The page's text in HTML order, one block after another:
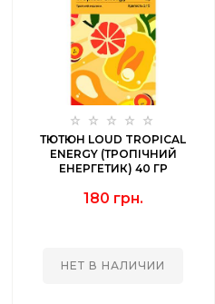
ТЮТЮН LOUD TROPICAL
ENERGY (ТРОПІЧНИЙ
ЕНЕРГЕТИК) 40 ГР
180 грн.
НЕТ В НАЛИЧИИ